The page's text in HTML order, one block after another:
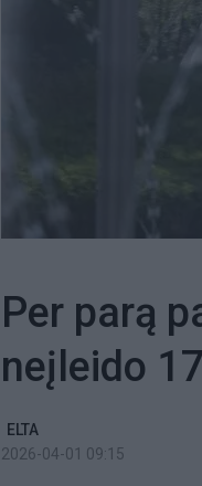
Per parą
neįleido
ELTA
2026-04-01 09:15